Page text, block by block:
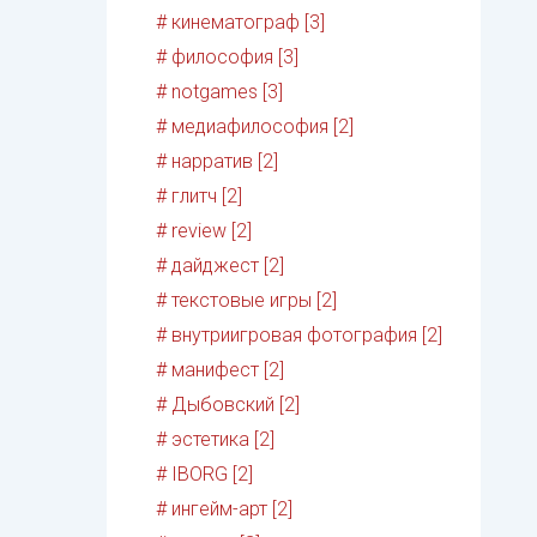
# кинематограф [3]
# философия [3]
# notgames [3]
# медиафилософия [2]
# нарратив [2]
# глитч [2]
# review [2]
# дайджест [2]
# текстовые игры [2]
# внутриигровая фотография [2]
# манифест [2]
# Дыбовский [2]
# эстетика [2]
# IBORG [2]
# ингейм-арт [2]